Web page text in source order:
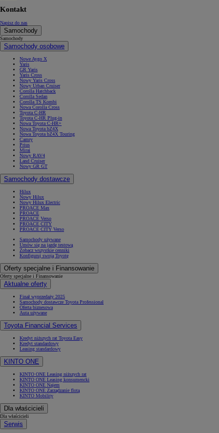
Kontakt
Napisz do nas
Samochody
Samochody
Samochody osobowe
Nowe Aygo X
Yaris
GR Yaris
Yaris Cross
Nowy Yaris Cross
Nowy Urban Cruiser
Corolla Hatchback
Corolla Sedan
Corolla TS Kombi
Nowa Corolla Cross
Toyota C-HR
Toyota C-HR Plug-in
Nowa Toyota C-HR+
Nowa Toyota bZ4X
Nowa Toyota bZ4X Touring
Camry
Prius
Mirai
Nowy RAV4
Land Cruiser
Nowy GR GT
Samochody dostawcze
Hilux
Nowy Hilux
Nowy Hilux Electric
PROACE Max
PROACE
PROACE Verso
PROACE CITY
PROACE CITY Verso
Samochody używane
Umów się na jazdę testową
Zobacz wszystkie cenniki
Konfiguruj swoją Toyotę
Oferty specjalne i Finansowanie
Oferty specjalne i Finansowanie
Aktualne oferty
Finał wyprzedaży 2025
Samochody dostawcze Toyota Professional
Oferta biznesowa
Auta używane
Toyota Financial Services
Kredyt niższych rat Toyota Easy
Kredyt standardowy
Leasing standardowy
KINTO ONE
KINTO ONE Leasing niższych rat
KINTO ONE Leasing konsumencki
KINTO ONE Najem
KINTO ONE Zarządzanie flotą
KINTO Mobility
Dla właścicieli
Dla właścicieli
Serwis